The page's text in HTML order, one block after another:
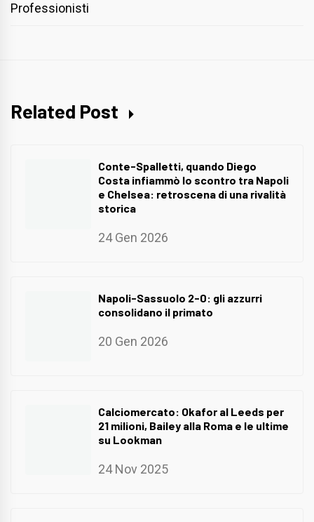
Professionisti
Related Post
Conte-Spalletti, quando Diego
Costa infiammò lo scontro tra Napoli
e Chelsea: retroscena di una rivalità
storica
24 Gen 2026
Napoli-Sassuolo 2-0: gli azzurri
consolidano il primato
20 Gen 2026
Calciomercato: Okafor al Leeds per
21 milioni, Bailey alla Roma e le ultime
su Lookman
24 Nov 2025